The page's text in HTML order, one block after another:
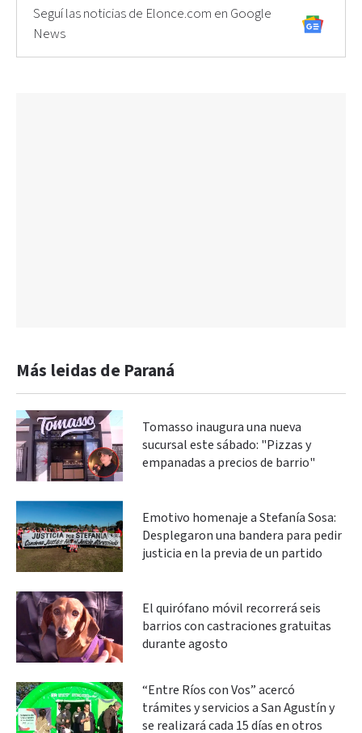
Seguí las noticias de Elonce.com en Google
News
Más leidas de Paraná
Tomasso inaugura una nueva
sucursal este sábado: "Pizzas y
empanadas a precios de barrio"
Emotivo homenaje a Stefanía Sosa:
Desplegaron una bandera para pedir
justicia en la previa de un partido
El quirófano móvil recorrerá seis
barrios con castraciones gratuitas
durante agosto
“Entre Ríos con Vos” acercó
trámites y servicios a San Agustín y
se realizará cada 15 días en otros